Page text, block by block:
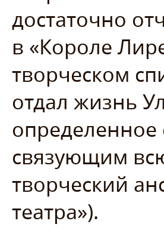
достаточно
в «Короле
творческом
отдал жизнь
связующим
творческий
театра»).